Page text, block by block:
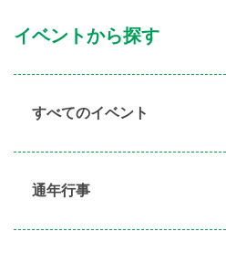
イベントから探す
すべてのイベント
通年行事